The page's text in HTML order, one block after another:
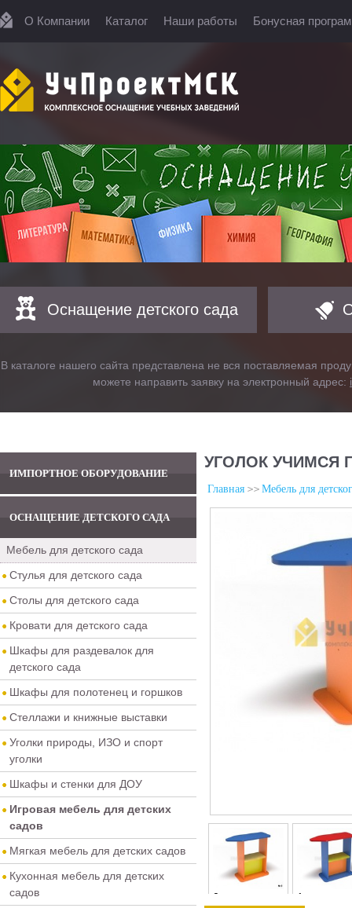
О Компании Каталог Наши работы Бонусная
Оснащение детского сада
В каталоге нашего сайта представлена не вся поставляемая
можете направить заявку на электронный адрес:
ИМПОРТНОЕ ОБОРУДОВАНИЕ
ОСНАЩЕНИЕ ДЕТСКОГО САДА
Мебель для детского сада
Стулья для детского сада
Столы для детского сада
Кровати для детского сада
Шкафы для раздевалок для
детского сада
Шкафы для полотенец и горшков
Стеллажи и книжные выставки
Уголки природы, ИЗО и спорт
уголки
Шкафы и стенки для ДОУ
Игровая мебель для детских
садов
Мягкая мебель для детских садов
Кухонная мебель для детских
садов
УГОЛОК УЧИМСЯ
Главная Мебель для
0 1